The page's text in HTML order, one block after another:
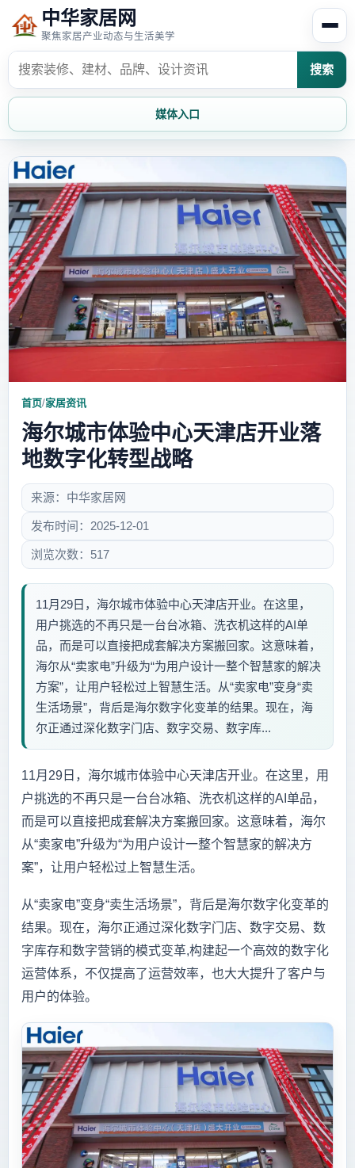
中华家居网
聚焦家居产业动态与生活美学
搜索
媒体入口
首页
家居风水 家居欣赏
时尚饰家 装修设计
家具知识 家居文化
家装攻略 创意家居
首页/家居资讯
海尔城市体验中心天津店开业落
地数字化转型战略
来源：中华家居网
发布时间：2025-12-01
浏览次数：517
11月29日，海尔城市体验中心天津店开业。在这里，
用户挑选的不再只是一台台冰箱、洗衣机这样的AI单
品，而是可以直接把成套解决方案搬回家。这意味着，
海尔从“卖家电”升级为“为用户设计一整个智慧家的解决
方案”，让用户轻松过上智慧生活。从“卖家电”变身“卖
生活场景”，背后是海尔数字化变革的结果。现在，海
尔正通过深化数字门店、数字交易、数字库...
11月29日，海尔城市体验中心天津店开业。在这里，用
户挑选的不再只是一台台冰箱、洗衣机这样的AI单品，
而是可以直接把成套解决方案搬回家。这意味着，海尔
从“卖家电”升级为“为用户设计一整个智慧家的解决方
案”，让用户轻松过上智慧生活。
从“卖家电”变身“卖生活场景”，背后是海尔数字化变革的
结果。现在，海尔正通过深化数字门店、数字交易、数
字库存和数字营销的模式变革,构建起一个高效的数字化
运营体系，不仅提高了运营效率，也大大提升了客户与
用户的体验。